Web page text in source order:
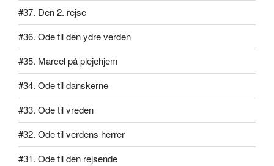
#37. Den 2. rejse
#36. Ode til den ydre verden
#35. Marcel på plejehjem
#34. Ode til danskerne
#33. Ode til vreden
#32. Ode til verdens herrer
#31. Ode til den rejsende